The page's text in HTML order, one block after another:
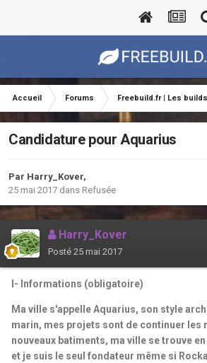
Accueil Forums Freebuild.fr | Les builds
Candidature pour Aquarius
Par Harry_Kover,
25 mai 2017 dans Refusée
Harry_Kover
Posté 25 mai 2017
I- Informations (obligatoire)
Ma ville s'appelle Aquarius, son style
marin, mes projets sont de continuer les
nouveaux batiments, ma ville se trouve en
et je suis le seul fondateur même si